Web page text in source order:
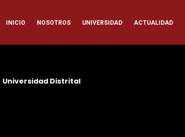
Navegación
INICIO NOSOTROS UNIVERSIDAD ACTUALIDAD
Universidad Distrital